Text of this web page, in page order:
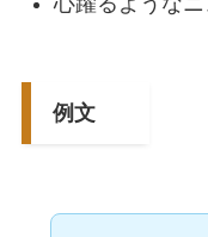
例文